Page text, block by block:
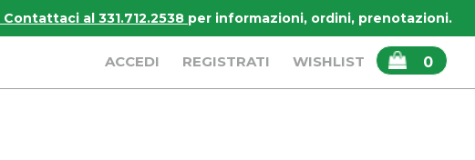
Contattaci al 331.712.2538 per informazioni, ordini, prenotazioni.
ACCEDI REGISTRATI WISHLIST 0
ARTICOLI
INSERITI